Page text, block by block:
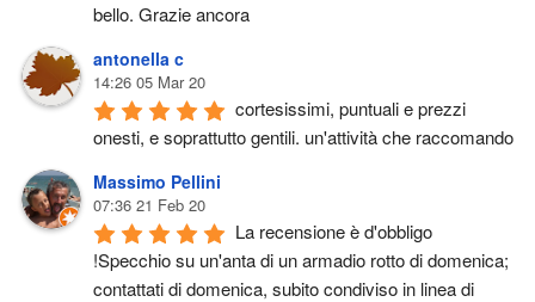
bello. Grazie ancora
antonella c
14:26 05 Mar 20
cortesissimi, puntuali e prezzi
onesti, e soprattutto gentili. un'attività che raccomando
Massimo Pellini
07:36 21 Feb 20
La recensione è d'obbligo
!Specchio su un'anta di un armadio rotto di domenica;
contattati di domenica, subito condiviso in linea di